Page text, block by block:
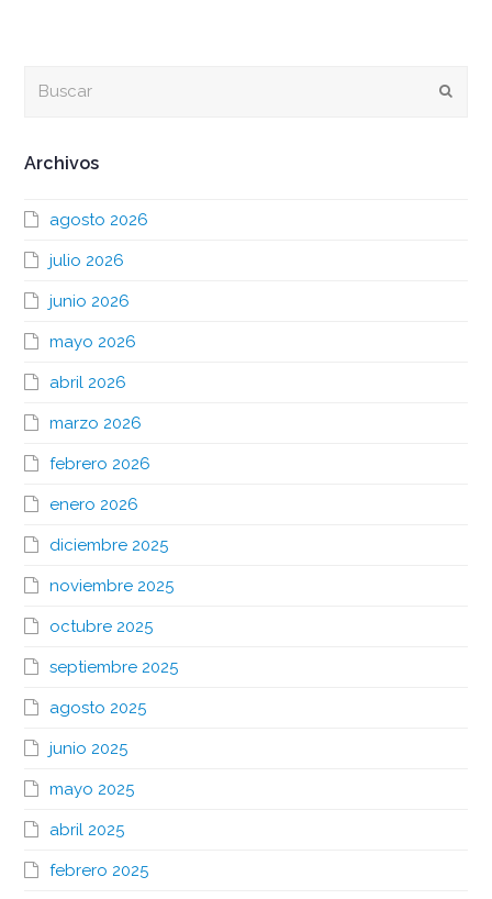
Archivos
agosto 2026
julio 2026
junio 2026
mayo 2026
abril 2026
marzo 2026
febrero 2026
enero 2026
diciembre 2025
noviembre 2025
octubre 2025
septiembre 2025
agosto 2025
junio 2025
mayo 2025
abril 2025
febrero 2025